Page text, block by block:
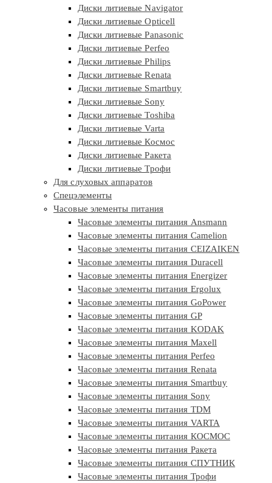
Диски литиевые Navigator
Диски литиевые Opticell
Диски литиевые Panasonic
Диски литиевые Perfeo
Диски литиевые Philips
Диски литиевые Renata
Диски литиевые Smartbuy
Диски литиевые Sony
Диски литиевые Toshiba
Диски литиевые Varta
Диски литиевые Космос
Диски литиевые Ракета
Диски литиевые Трофи
Для слуховых аппаратов
Спецэлементы
Часовые элементы питания
Часовые элементы питания Ansmann
Часовые элементы питания Camelion
Часовые элементы питания CEIZAIKEN
Часовые элементы питания Duracell
Часовые элементы питания Energizer
Часовые элементы питания Ergolux
Часовые элементы питания GoPower
Часовые элементы питания GP
Часовые элементы питания KODAK
Часовые элементы питания Maxell
Часовые элементы питания Perfeo
Часовые элементы питания Renata
Часовые элементы питания Smartbuy
Часовые элементы питания Sony
Часовые элементы питания TDM
Часовые элементы питания VARTA
Часовые элементы питания КОСМОС
Часовые элементы питания Ракета
Часовые элементы питания СПУТНИК
Часовые элементы питания Трофи